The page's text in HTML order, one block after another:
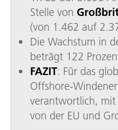
Stelle von
(von 1.462 auf
Die Wachstum in
beträgt 122
FAZIT: Für das
Offshore-
verantwortlich,
von der EU und